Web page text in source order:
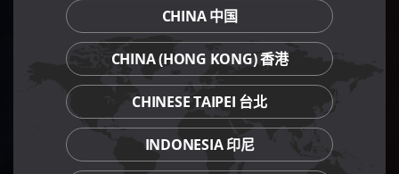
CHINA 中国
CHINA (HONG KONG) 香港
CHINESE TAIPEI 台北
INDONESIA 印尼